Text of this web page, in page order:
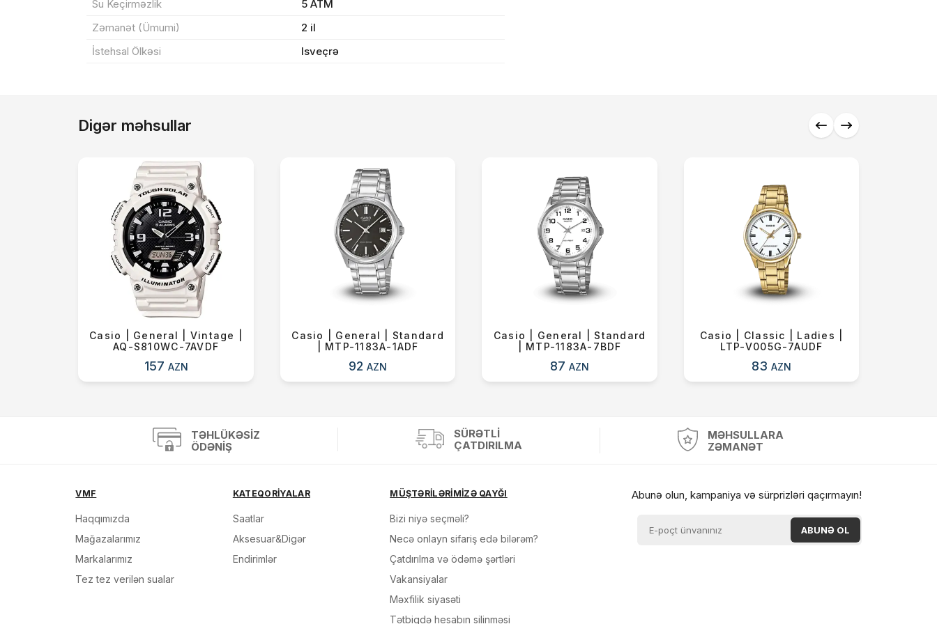
Su Keçirməzlik
5 ATM
Zəmanət (Ümumi)
2 il
İstehsal Ölkəsi
Isveçrə
Digər məhsullar
Casio | General | Vintage |
AQ-S810WC-7AVDF
157 AZN
Casio | General | Standard
| MTP-1183A-1ADF
92AZN
Casio | General | Standard
| MTP-1183A-7BDF
87AZN
Casio | Classic | Ladies |
LTP-V005G-7AUDF
83AZN
TƏHLÜKƏSIZ
ÖDƏNIŞ
SÜRƏTLI
ÇATDIRILMA
MƏHSULLARA
ZƏMANƏT
VMF
Haqqımızda
Mağazalarımız
Markalarımız
Tez tez verilən sualar
KATEQORİYALAR
Saatlar
Aksesuar&Digər
Endirimlər
MÜŞTƏRİLƏRİMİZƏ QAYĞI
Bizi niyə seçməli?
Necə onlayn sifariş edə bilərəm?
Çatdırılma və ödəmə şərtləri
Vakansiyalar
Məxfilik siyasəti
Tətbiqdə hesabın silinməsi
Abunə olun, kampaniya və sürprizləri qaçırmayın!